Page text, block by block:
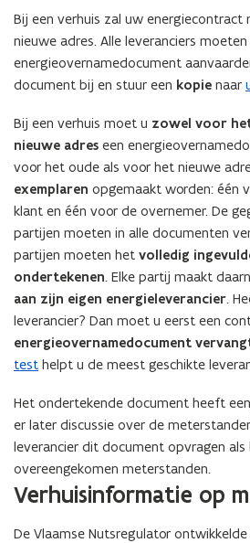
t
i
n
n
u
e
n
s
)
e
n
t
i
n
i
e
u
w
v
e
n
s
t
e
r
Bij een verhuis zal uw energiecontract
nieuwe adres. Alle leveranciers
energieovernamedocument
document bij en stuur een kopie naar (
t
i
n
i
r
Bij een verhuis moet u zowel voor
nieuwe adres een
voor het oude als voor het nieuwe
exemplaren opgemaakt worden: één
klant en één voor de overnemer. De
partijen moeten in alle documenten
partijen moeten het volledig
ondertekenen. Elke partij maakt
aan zijn eigen energieleverancier.
leverancier? Dan moet u eerst een
energieovernamedocument
test helpt u de meest geschikte
Het ondertekende document heeft een
er later discussie over de
leverancier dit document opvragen
overeengekomen meterstanden.
Verhuisinformatie op
De Vlaamse Nutsregulator